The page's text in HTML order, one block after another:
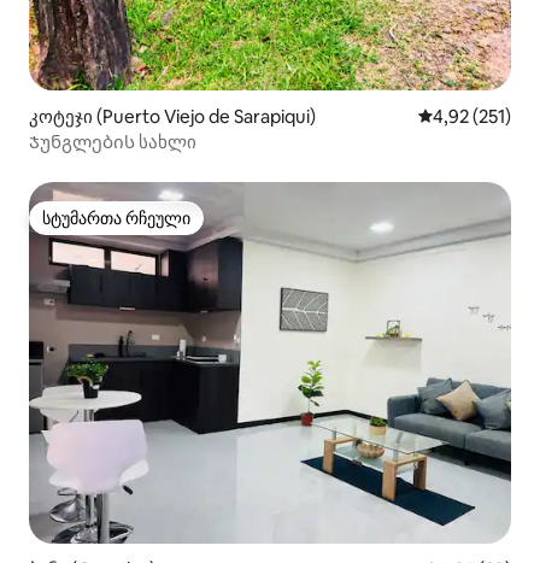
კოტეჯი (Puerto Viejo de Sarapiqui) საშუალო
4,92 (251)
Ჯუნგლების სახლი
სტუმართა რჩეული
სტუმართა რჩეული